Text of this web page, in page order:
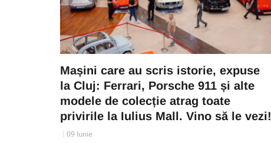
Mașini care au scris istorie, expuse
la Cluj: Ferrari, Porsche 911 și alte
modele de colecție atrag toate
privirile la Iulius Mall. Vino să le vezi!
09 Iunie